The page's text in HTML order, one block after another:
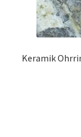
Keramik